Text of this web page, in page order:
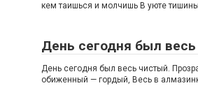
кем таишься и молчишь В уюте
День сегодня был
День сегодня был весь чистый.
обиженный — гордый, Весь в